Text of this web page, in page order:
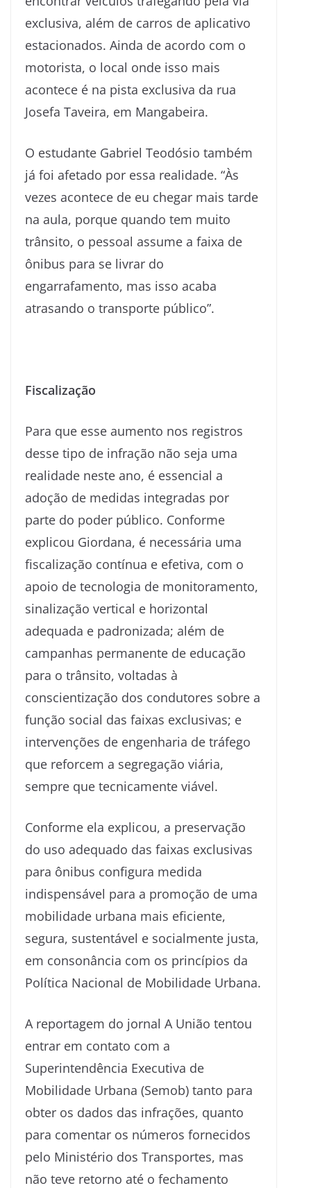
exclusiva, além de carros de aplicativo
estacionados. Ainda de acordo com o
motorista, o local onde isso mais
acontece é na pista exclusiva da rua
Josefa Taveira, em Mangabeira.
O estudante Gabriel Teodósio também
já foi afetado por essa realidade. “Às
vezes acontece de eu chegar mais tarde
na aula, porque quando tem muito
trânsito, o pessoal assume a faixa de
ônibus para se livrar do
engarrafamento, mas isso acaba
atrasando o transporte público”.
Fiscalização
Para que esse aumento nos registros
desse tipo de infração não seja uma
realidade neste ano, é essencial a
adoção de medidas integradas por
parte do poder público. Conforme
explicou Giordana, é necessária uma
fiscalização contínua e efetiva, com o
apoio de tecnologia de monitoramento,
sinalização vertical e horizontal
adequada e padronizada; além de
campanhas permanente de educação
para o trânsito, voltadas à
conscientização dos condutores sobre a
função social das faixas exclusivas; e
intervenções de engenharia de tráfego
que reforcem a segregação viária,
sempre que tecnicamente viável.
Conforme ela explicou, a preservação
do uso adequado das faixas exclusivas
para ônibus configura medida
indispensável para a promoção de uma
mobilidade urbana mais eficiente,
segura, sustentável e socialmente justa,
em consonância com os princípios da
Política Nacional de Mobilidade Urbana.
A reportagem do jornal A União tentou
entrar em contato com a
Superintendência Executiva de
Mobilidade Urbana (Semob) tanto para
obter os dados das infrações, quanto
para comentar os números fornecidos
pelo Ministério dos Transportes, mas
não teve retorno até o fechamento